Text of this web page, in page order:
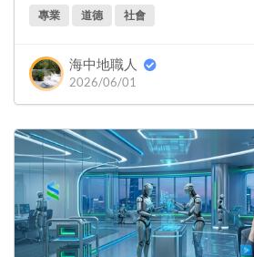
專業 道德 社會
海中地職人
2026/06/01